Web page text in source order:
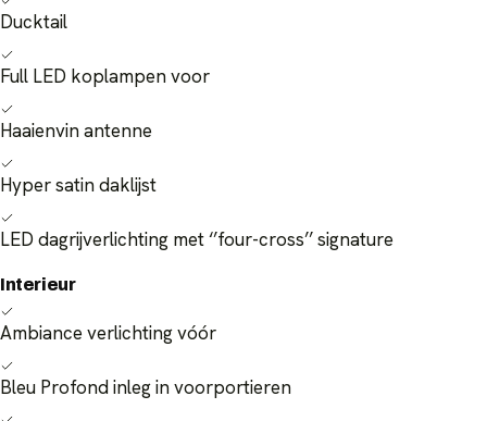
Ducktail
Full LED koplampen voor
Haaienvin antenne
Hyper satin daklijst
LED dagrijverlichting met ‘’four-cross’’ signature
Interieur
Ambiance verlichting vóór
Bleu Profond inleg in voorportieren